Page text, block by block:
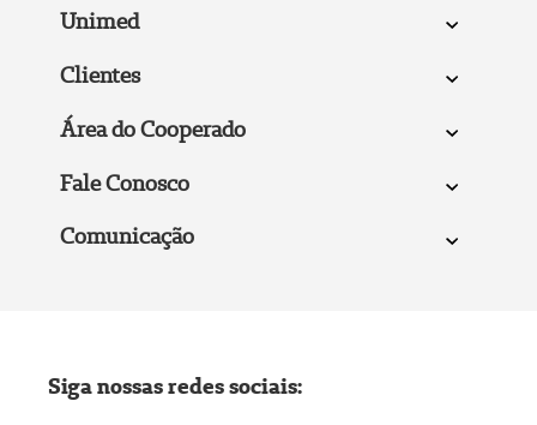
Unimed
Clientes
Área do Cooperado
Fale Conosco
Comunicação
Siga nossas redes sociais: